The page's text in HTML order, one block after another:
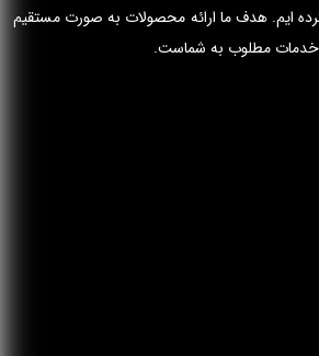
کرده ایم. هدف ما ارائه محصولات به صورت مستقیم
خدمات مطلوب به شماست.